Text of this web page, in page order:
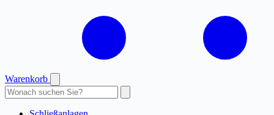
Warenkorb
Produkte
durchsuchen